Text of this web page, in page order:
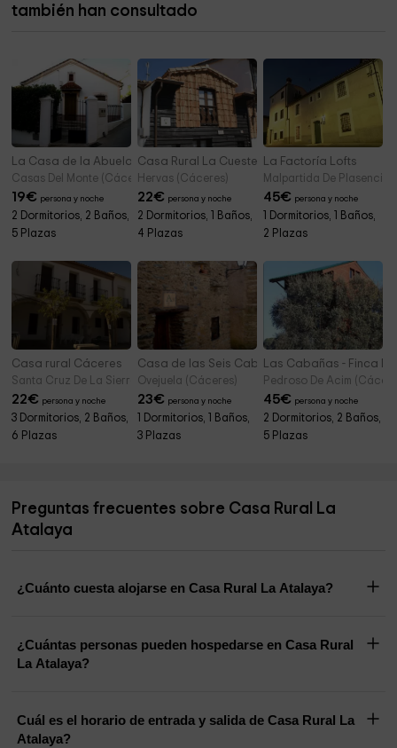
Parroquia de San Servando
también han consultado
La Casa de la Abuela
Casas Del Monte (Cáceres)
19€ persona y noche
2 Dormitorios, 2 Baños,
5 Plazas
Casa Rural La Cuestecilla
Hervas (Cáceres)
22€ persona y noche
2 Dormitorios, 1 Baños,
4 Plazas
La Factoría Lofts
Malpartida De Plasencia
45€ persona y noche
1 Dormitorios, 1 Baños,
2 Plazas
Casa rural Cáceres
Santa Cruz De La Sierra (Cáceres)
22€ persona y noche
3 Dormitorios, 2 Baños,
6 Plazas
Casa de las Seis Cabritas
Ovejuela (Cáceres)
23€ persona y noche
1 Dormitorios, 1 Baños,
3 Plazas
Las Cabañas - Finca
Pedroso De Acim
45€ persona y noche
2 Dormitorios, 2 Baños,
5 Plazas
Preguntas frecuentes sobre Casa Rural La
Atalaya
¿Cuánto cuesta alojarse en Casa Rural La Atalaya?
¿Cuántas personas pueden hospedarse en Casa Rural
La Atalaya?
Cuál es el horario de entrada y salida de Casa Rural La
Atalaya?